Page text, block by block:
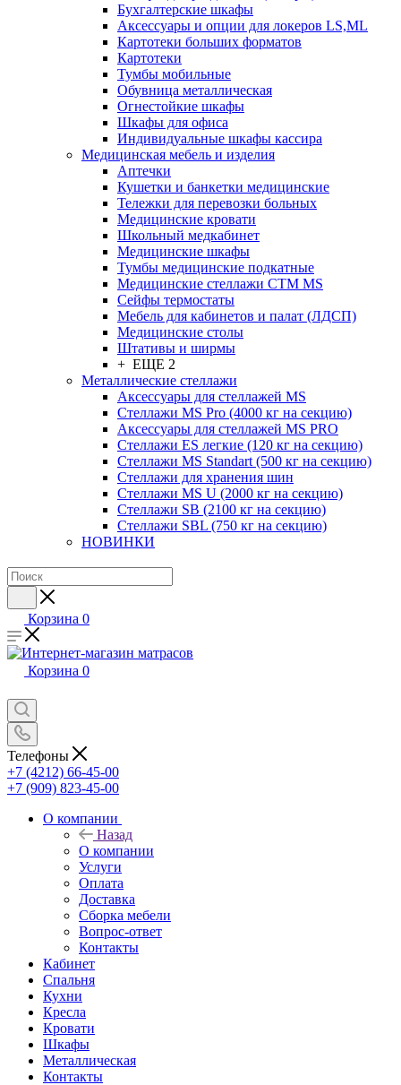
Бухгалтерские шкафы
Аксессуары и опции для локеров LS,ML
Картотеки больших форматов
Картотеки
Тумбы мобильные
Обувница металлическая
Огнестойкие шкафы
Шкафы для офиса
Индивидуальные шкафы кассира
Медицинская мебель и изделия
Аптечки
Кушетки и банкетки медицинские
Тележки для перевозки больных
Медицинские кровати
Школьный медкабинет
Медицинские шкафы
Тумбы медицинские подкатные
Медицинские стеллажи CTM MS
Сейфы термостаты
Мебель для кабинетов и палат (ЛДСП)
Медицинские столы
Штативы и ширмы
+ ЕЩЕ 2
Металлические стеллажи
Аксессуары для стеллажей MS
Стеллажи MS Pro (4000 кг на секцию)
Аксессуары для стеллажей MS PRO
Стеллажи ES легкие (120 кг на секцию)
Стеллажи MS Standart (500 кг на секцию)
Стеллажи для хранения шин
Стеллажи MS U (2000 кг на секцию)
Стеллажи SB (2100 кг на секцию)
Стеллажи SBL (750 кг на секцию)
НОВИНКИ
Корзина 0
Корзина 0
Телефоны
+7 (4212) 66-45-00
+7 (909) 823-45-00
О компании
Назад
О компании
Услуги
Оплата
Доставка
Сборка мебели
Вопрос-ответ
Контакты
Кабинет
Спальня
Кухни
Кресла
Кровати
Шкафы
Металлическая
Контакты